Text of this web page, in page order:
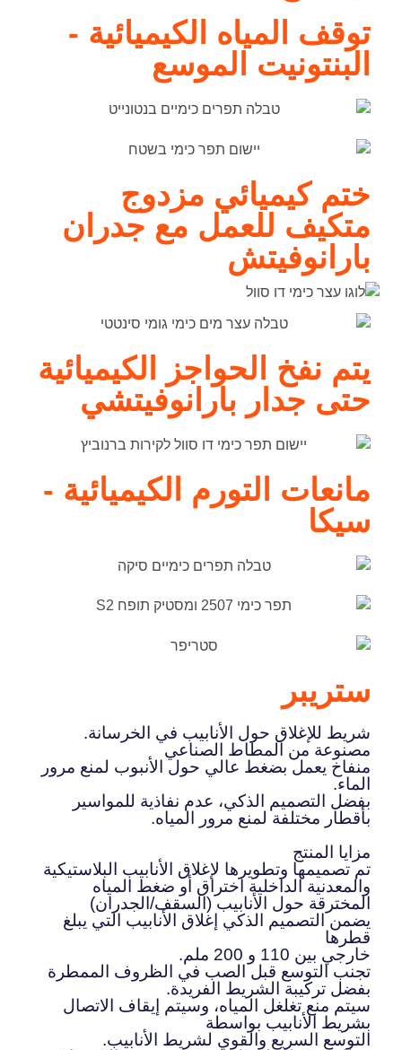
توقف المياه الكيميائية -
البنتونيت الموسع
ختم كيميائي مزدوج
متكيف للعمل مع جدران
بارانوفيتش
يتم نفخ الحواجز الكيميائية
حتى جدار بارانوفيتشي
مانعات التورم الكيميائية -
سيكا
ستريبر
شريط للإغلاق حول الأنابيب في الخرسانة.
مصنوعة من المطاط الصناعي
منفاخ يعمل بضغط عالي حول الأنبوب لمنع مرور
الماء.
بفضل التصميم الذكي، عدم نفاذية للمواسير
بأقطار مختلفة لمنع مرور المياه.
مزايا المنتج
تم تصميمها وتطويرها لإغلاق الأنابيب البلاستيكية
والمعدنية الداخلية اختراق أو ضغط المياه
المخترقة حول الأنابيب (السقف/الجدران)
يضمن التصميم الذكي إغلاق الأنابيب التي يبلغ
قطرها
خارجي بين 110 و 200 ملم.
تجنب التوسع قبل الصب في الظروف الممطرة
بفضل تركيبة الشريط الفريدة.
سيتم منع تغلغل المياه، وسيتم إيقاف الاتصال
بشريط الأنابيب بواسطة
التوسع السريع والقوي لشريط الأنابيب.